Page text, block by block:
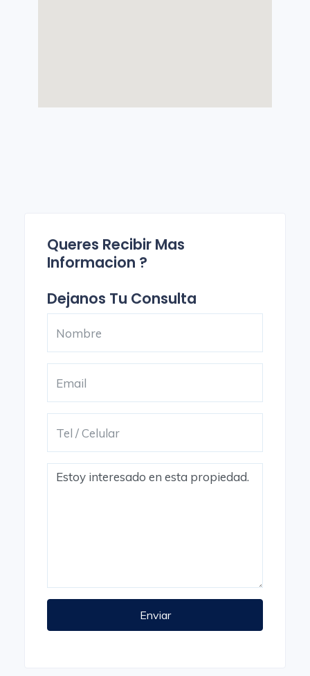
Queres Recibir Mas
Informacion ?
Dejanos Tu Consulta
Enviar